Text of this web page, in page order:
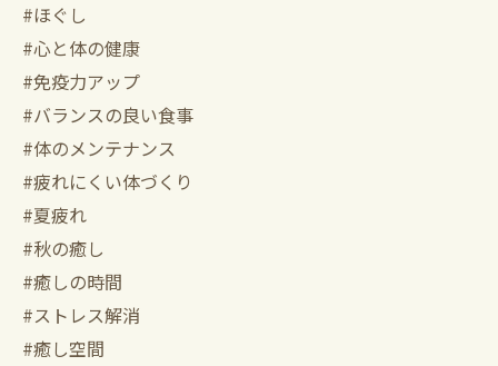
#ほぐし
#心と体の健康
#免疫力アップ
#バランスの良い食事
#体のメンテナンス
#疲れにくい体づくり
#夏疲れ
#秋の癒し
#癒しの時間
#ストレス解消
#癒し空間